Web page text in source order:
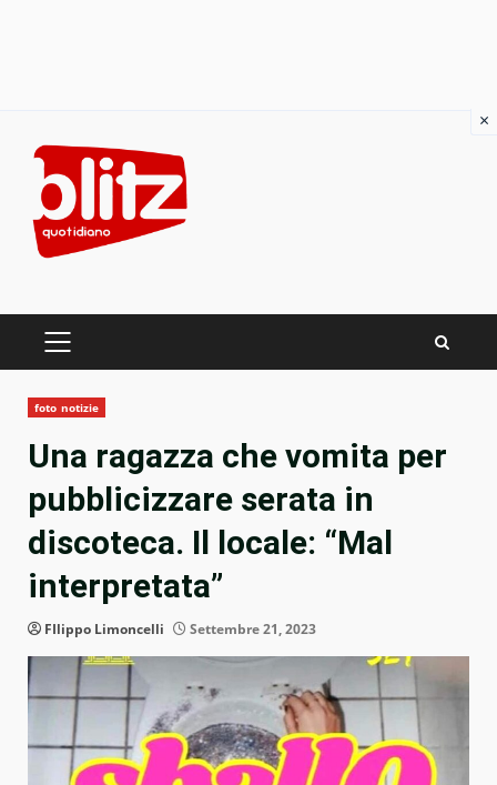
content
PRIMARY
foto notizie
Una ragazza che vomita per
pubblicizzare serata in
discoteca. Il locale: “Mal
interpretata”
FIlippo Limoncelli Settembre 21, 2023
×